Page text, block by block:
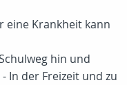
eine Krankheit kann
hin und
In der Freizeit und zu